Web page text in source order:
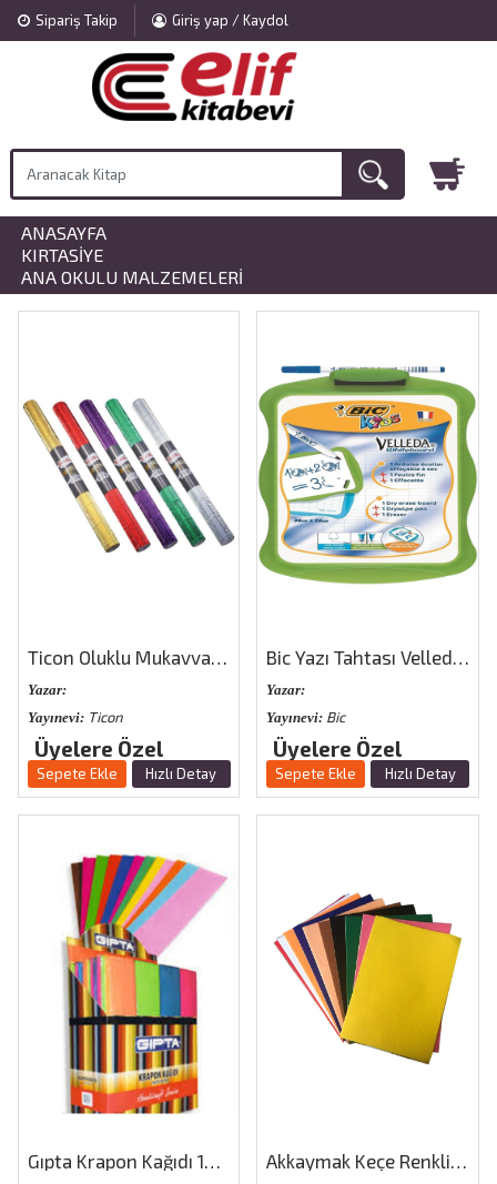
Sipariş Takip Giriş yap / Kaydol
ANASAYFA
KIRTASIYE
ANA OKULU MALZEMELERI
Ticon Oluklu Mukavva Metalik Renkler
Yazar:
Yayınevi:Ticon
Üyelere Özel
Sepete Ekle Hızlı Detay
Bic Yazı Tahtası Velleda Kalem Ve Silgi 30x20
Yazar:
Yayınevi:Bic
Üyelere Özel
Sepete Ekle Hızlı Detay
Gıpta Krapon Kağıdı 10 Renk Akkaymak Keçe Renkli 20x30 Cm 10\′lu Paket